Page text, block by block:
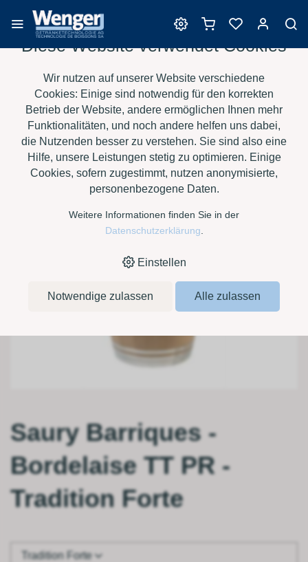
Barrique
HOME › E-SHOP › WEIN › BARRIQUE › SAURY BARRIQUES -
BORDELAISE TT PR › TRADITION FORTE
Saury Barriques -
Bordelaise TT PR -
Tradition Forte
Tradition Forte
Diese Website verwendet Cookies
Wir nutzen auf unserer Website verschiedene
Cookies: Einige sind notwendig für den korrekten
Betrieb der Website, andere ermöglichen Ihnen mehr
Funktionalitäten, und noch andere helfen uns dabei,
die Nutzenden besser zu verstehen. Sie sind also eine
Hilfe, unsere Leistungen stetig zu optimieren. Einige
Cookies, sofern zugestimmt, nutzen anonymisierte,
personenbezogene Daten.
Weitere Informationen finden Sie in der
Datenschutzerklärung
Einstellen
Notwendige zulassen Alle zulassen